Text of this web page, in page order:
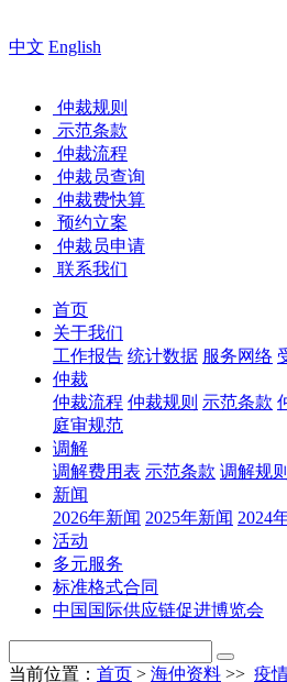
中文 English
仲裁规则
示范条款
仲裁流程
仲裁员查询
仲裁费快算
预约立案
仲裁员申请
联系我们
首页
关于我们
工作报告 统计数据 服务网络
仲裁
仲裁流程 仲裁规则 示范条款
庭审规范
调解
调解费用表 示范条款 调解规则
新闻
2026年新闻 2025年新闻 2024
活动
多元服务
标准格式合同
中国国际供应链促进博览会
当前位置： 首页 > 海仲资料 >> 疫